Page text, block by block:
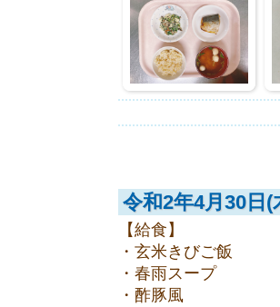
令和2年4月30日(
【給食】
・玄米きびご飯
・春雨スープ
・酢豚風